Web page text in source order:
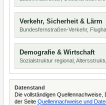
Verkehr, Sicherheit & Lärm
Bundesfernstraßen-Verkehr,
Demografie & Wirtschaft
Sozialstruktur regional,
Datenstand
Die vollständigen
der Seite Quellennachweise und